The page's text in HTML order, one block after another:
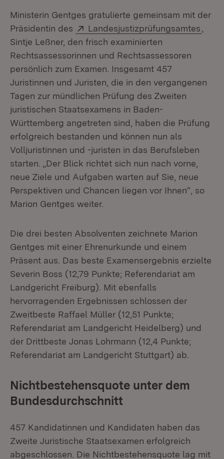
Ministerin Gentges gratulierte gemeinsam mit der
Präsidentin des
Extern:
Landesjustizprüfungsamtes
Sintje Leßner, den frisch examinierten
Rechtsassessorinnen und Rechtsassessoren
persönlich zum Examen. Insgesamt 457
Juristinnen und Juristen, die in den vergangenen
Tagen zur mündlichen Prüfung des Zweiten
juristischen Staatsexamens in Baden-
Württemberg angetreten sind, haben die Prüfung
erfolgreich bestanden und können nun als
Volljuristinnen und -juristen in das Berufsleben
starten. „Der Blick richtet sich nun nach vorne,
neue Ziele und Aufgaben warten auf Sie, neue
Perspektiven und Chancen liegen vor Ihnen“, so
Marion Gentges weiter.
Die drei besten Absolventen zeichnete Marion
Gentges mit einer Ehrenurkunde und einem
Präsent aus. Das beste Examensergebnis erzielte
Severin Boss (12,79 Punkte; Referendariat am
Landgericht Freiburg). Mit ebenfalls
hervorragenden Ergebnissen schlossen der
Zweitbeste Raffael Müller (12,51 Punkte;
Referendariat am Landgericht Heidelberg) und
der Drittbeste Jonas Lohrmann (12,4 Punkte;
Referendariat am Landgericht Stuttgart) ab.
Nichtbestehensquote unter dem
Bundesdurchschnitt
457 Kandidatinnen und Kandidaten haben das
Zweite Juristische Staatsexamen erfolgreich
abgeschlossen. Die Nichtbestehensquote lag mit